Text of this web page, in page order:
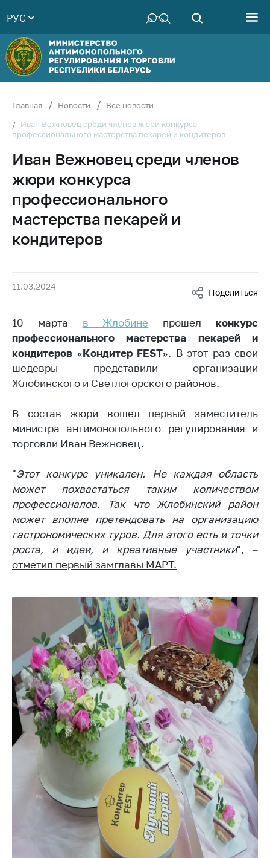
Руководство
Структура
Министерства
Территориальные
Законодательство
Антикоррупционная
Общественно-
консультативный
совет
Соискателям
Белорусская
Общественная
жизнь
Идеологическая
работа
геральдические
символы
5 лет МАРТ
Деятельность
Ценовая политика
Антимонопольное
регулирование и
конкуренция
Торговля и услуги
контроль закупок
Защита прав
потребителей
Регулирование
рекламной
деятельности
Международное
сотрудничество
Применение мер
нетарифного
регулирования
Биржевая торговля
Выставочная
деятельность в
Республике
Беларусь
РУС
Главная Новости
Все новости
Иван Вежновец среди членов жюри конкурса
профессионального мастерства пекарей и кондитеров
Иван Вежновец среди членов
жюри конкурса
профессионального
мастерства пекарей и
кондитеров
11.03.2024
Поделиться
10 марта в Жлобине прошелконкурс
профессионального мастерства пекарей и
кондитеров «Кондитер FEST». В этот раз свои
шедевры представили организации
Жлобинского и Светлогорского районов.
В состав жюри вошел первый заместитель
министра антимонопольного регулирования и
торговли Иван Вежновец.
"Этот конкурс уникален. Не каждая область
может похвастаться таким количеством
профессионалов. Так что Жлобинский район
может вполне претендовать на организацию
гастрономических туров. Для этого есть и точки
роста, и идеи, и креативные участники", –
отметил первый замглавы МАРТ.